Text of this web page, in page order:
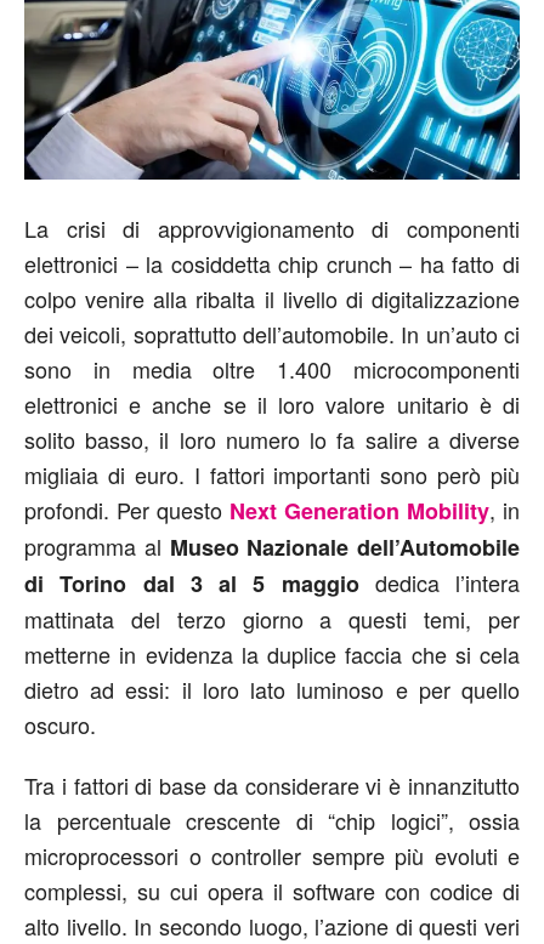
La crisi di approvvigionamento di componenti
elettronici – la cosiddetta chip crunch – ha fatto di
colpo venire alla ribalta il livello di digitalizzazione
dei veicoli, soprattutto dell’automobile. In un’auto ci
sono in media oltre 1.400 microcomponenti
elettronici e anche se il loro valore unitario è di
solito basso, il loro numero lo fa salire a diverse
migliaia di euro. I fattori importanti sono però più
profondi. Per questo Next Generation Mobility, in
programma al Museo Nazionale dell’Automobile
di Torino dal 3 al 5 maggiodedica l’intera
mattinata del terzo giorno a questi temi, per
metterne in evidenza la duplice faccia che si cela
dietro ad essi: il loro lato luminoso e per quello
oscuro.
Tra i fattori di base da considerare vi è innanzitutto
la percentuale crescente di “chip logici”, ossia
microprocessori o controller sempre più evoluti e
complessi, su cui opera il software con codice di
alto livello. In secondo luogo, l’azione di questi veri